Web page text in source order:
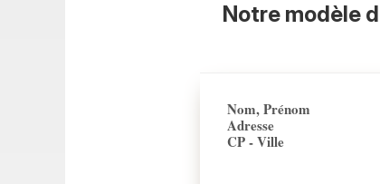
Notre modèle
Nom, Prénom
Adresse
CP - Ville